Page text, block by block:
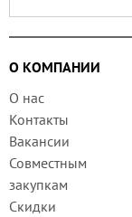
О КОМПАНИИ
О нас
Контакты
Вакансии
Совместным
закупкам
Скидки